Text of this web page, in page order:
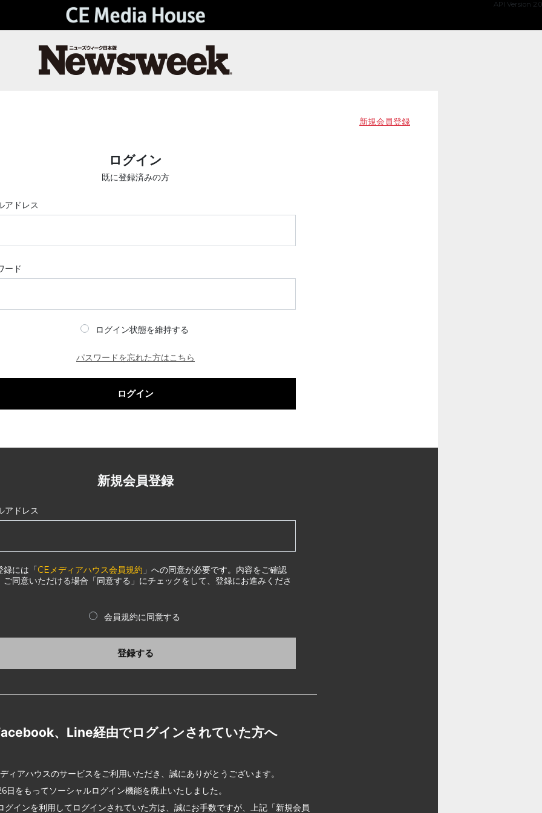
API Version 2.0
新規会員登録
ログイン
既に登録済みの方
アドレス
ード
ログイン状態を維持する
パスワードを忘れた方はこちら
ログイン
新規会員登録
アドレス
録には「CEメディアハウス会員規約 」への同意が必要です。内容をご確認
ご同意いただける場合「同意する」にチェックをして、登録にお進みくださ
会員規約に同意する
登録する
、Line経由でログインされていた方へ
ィアハウスのサービスをご利用いただき、誠にありがとうございます。
日をもってソーシャルログイン機能を廃止いたしました。
グインを利用してログインされていた方は、誠にお手数ですが、上記「新規会員